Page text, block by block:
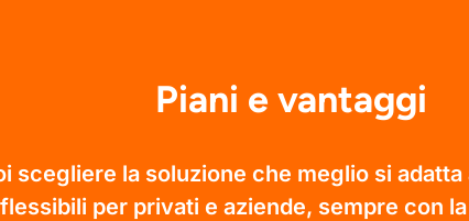
Piani e vantaggi
scegliere la soluzione che meglio si
per privati e aziende, sempre con